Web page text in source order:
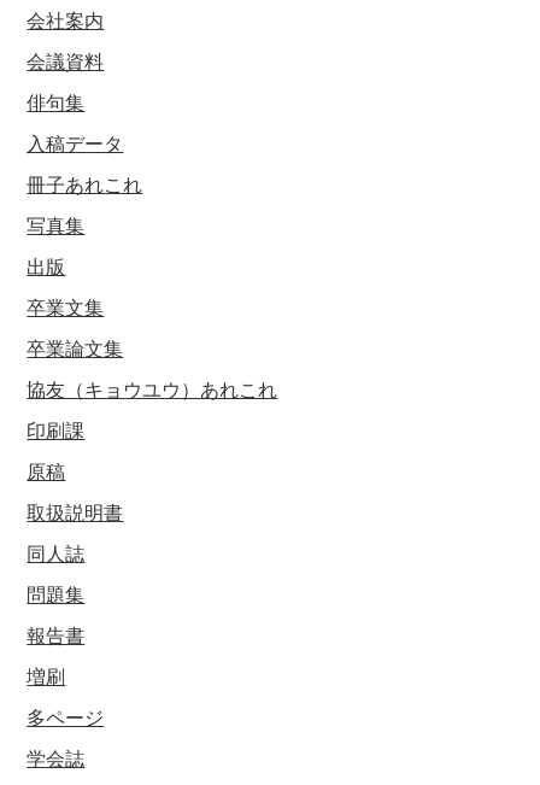
会社案内
会議資料
俳句集
入稿データ
冊子あれこれ
写真集
出版
卒業文集
卒業論文集
協友（キョウユウ）あれこれ
印刷課
原稿
取扱説明書
同人誌
問題集
報告書
増刷
多ページ
学会誌